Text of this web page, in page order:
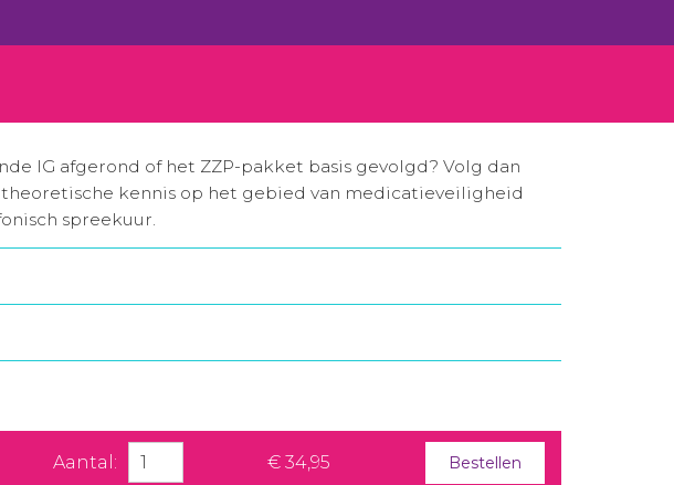
IG afgerond of het ZZP-pakket basis gevolgd? Volg dan
kennis op het gebied van medicatieveiligheid
spreekuur.
Aantal: € 34,95 Bestellen